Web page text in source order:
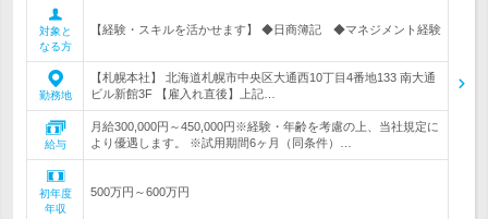
対象と
なる方
【経験・スキルを活かせます】 ◆日商簿記 ◆マネジメント経験
勤務地
【札幌本社】 北海道札幌市中央区大通西10丁目4番地133 南大通
ビル新館3F 【雇入れ直後】上記…
給与
月給300,000円～450,000円※経験・年齢を考慮の上、当社規定に
より優遇します。 ※試用期間6ヶ月（同条件）…
初年度
年収
500万円～600万円